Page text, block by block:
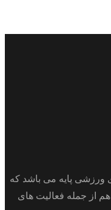
ورزشی پایه می باشد که
از جمله فعالیت های